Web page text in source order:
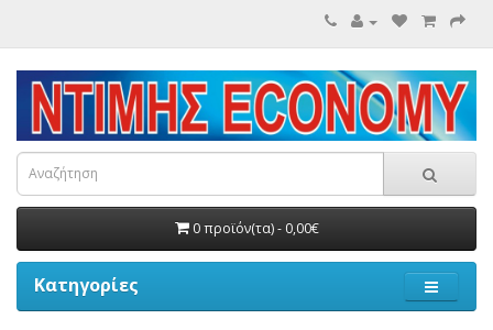
0 προϊόν(τα) - 0,00€
Κατηγορίες